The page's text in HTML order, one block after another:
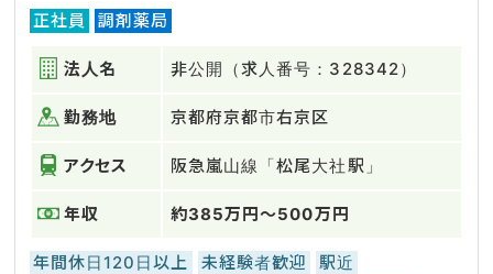
正社員 調剤薬局
法人名 非公開（求人番号：328342）
勤務地 京都府京都市右京区
アクセス 阪急嵐山線「松尾大社駅」
年収 約385万円～500万円
年間休日120日以上 未経験者歓迎
駅近